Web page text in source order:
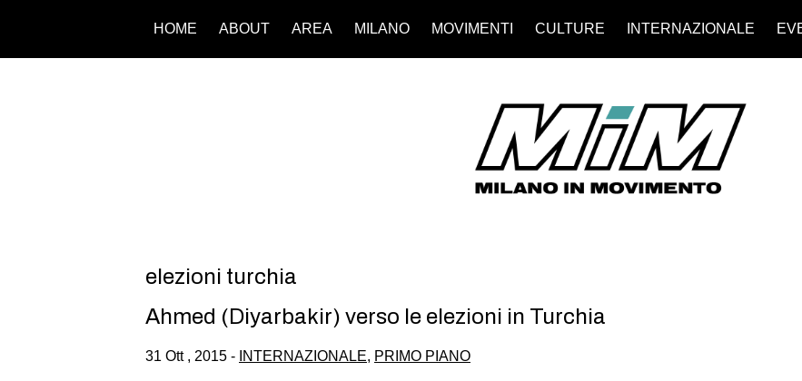
HOME ABOUT AREA MILANO MOVIMENTI CULTURE INTERNAZIONALE
elezioni turchia
Ahmed (Diyarbakir) verso le elezioni in Turchia
31 Ott , 2015 - INTERNAZIONALE, PRIMO PIANO